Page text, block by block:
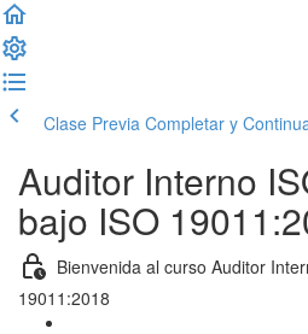
Clase Previa Completar y
Auditor Interno
bajo ISO
Bienvenida al curso Auditor
19011:2018